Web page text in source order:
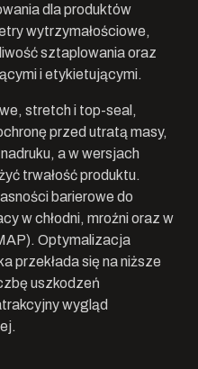
dla produktów
wytrzymałościowe,
sztaplowania oraz
i etykietującymi.
stretch i top-seal,
przed utratą masy,
a w wersjach
trwałość produktu.
barierowe do
w chłodni, mroźni oraz w
Optymalizacja
przekłada się na niższe
uszkodzeń
wygląd